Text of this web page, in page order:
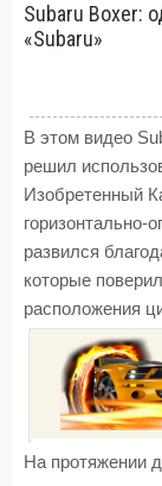
Subaru Boxer:
«Subaru»
В этом видео
решил
Изобретенный
горизонтально-
развился
которые
расположения
На протяжении